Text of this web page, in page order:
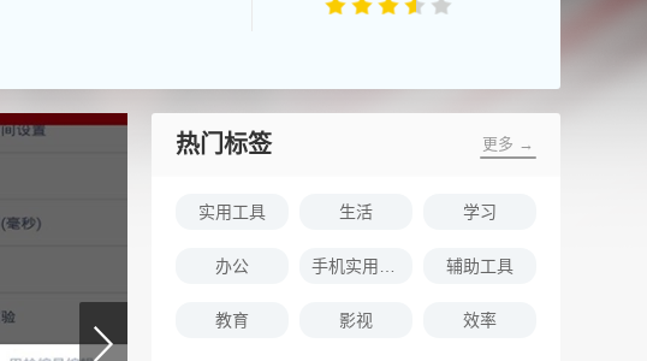
热门标签 更多 →
实用工具 生活 学习
办公 辅助工具
教育 影视 效率